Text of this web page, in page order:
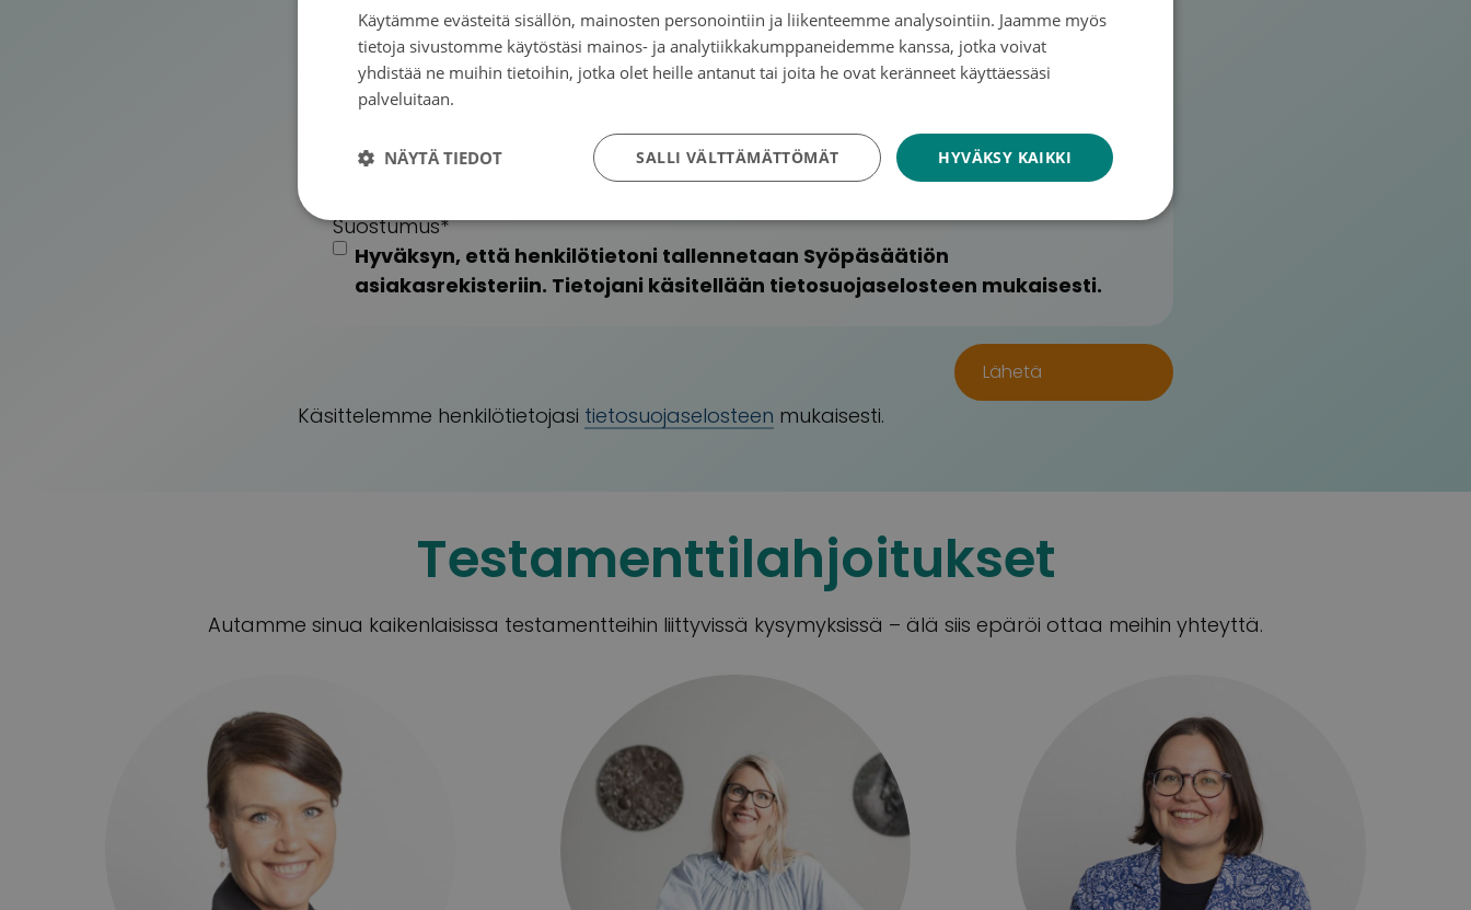
Tilaa uutiskirje
Haluan sähköpostiini ajankohtaista tietoa kampanjoista ja Syöpäsäätiön
toiminnasta.
Suostumus*
Hyväksyn, että henkilötietoni tallennetaan Syöpäsäätiön
asiakasrekisteriin. Tietojani käsitellään tietosuojaselosteen mukaisesti.
Käsittelemme henkilötietojasi tietosuojaselosteen mukaisesti.
Testamenttilahjoitukset
Autamme sinua kaikenlaisissa testamentteihin liittyvissä kysymyksissä – älä siis epäröi ottaa meihin yhteyttä.
FINNISH
Käytämme evästeitä sisällön, mainosten personointiin ja liikenteemme analysointiin. Jaamme myös
tietoja sivustomme käytöstäsi mainos- ja analytiikkakumppaneidemme kanssa, jotka voivat
yhdistää ne muihin tietoihin, jotka olet heille antanut tai joita he ovat keränneet käyttäessäsi
palveluitaan.
HYVÄKSY KAIKKI
SALLI VÄLTTÄMÄTTÖMÄT
NÄYTÄ TIEDOT